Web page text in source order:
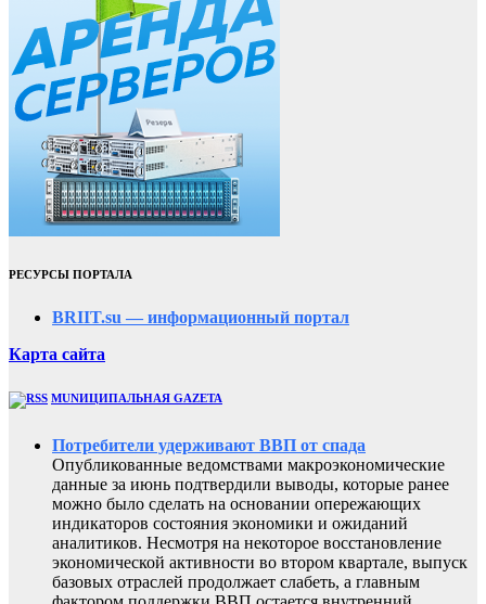
РЕСУРСЫ ПОРТАЛА
BRIIT.su — информационный портал
Карта сайта
MUNИЦИПАЛЬНАЯ GAZЕТА
Потребители удерживают ВВП от спада
Опубликованные ведомствами макроэкономические
данные за июнь подтвердили выводы, которые ранее
можно было сделать на основании опережающих
индикаторов состояния экономики и ожиданий
аналитиков. Несмотря на некоторое восстановление
экономической активности во втором квартале, выпуск
базовых отраслей продолжает слабеть, а главным